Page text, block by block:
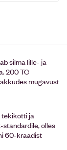
silma lille- ja
200 TC
mugavust
tekikotti ja
standardile, olles
60-kraadist